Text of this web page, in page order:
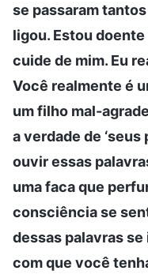
se passaram
ligou. Estou
cuide de mim. Eu
Você realmente é
um filho mal-
a verdade de ‘seus
ouvir essas
uma faca que
consciência se
dessas palavras
com que você